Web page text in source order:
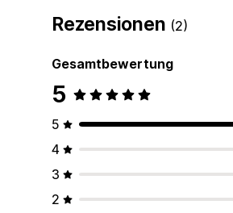
Rezensionen (2)
Gesamtbewertung
5
5
4
3
2